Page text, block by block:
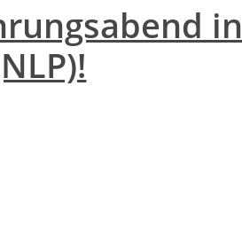
in